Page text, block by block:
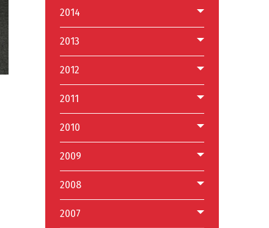
2014
2013
2012
2011
2010
2009
2008
2007